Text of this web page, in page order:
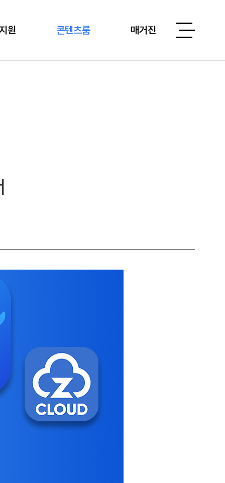
원 콘텐츠룸 매거진